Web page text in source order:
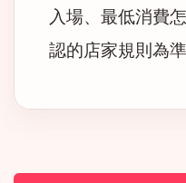
入場、最低消費
認的店家規則為準